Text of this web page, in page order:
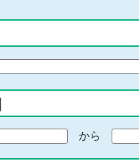
ー
入
力
から